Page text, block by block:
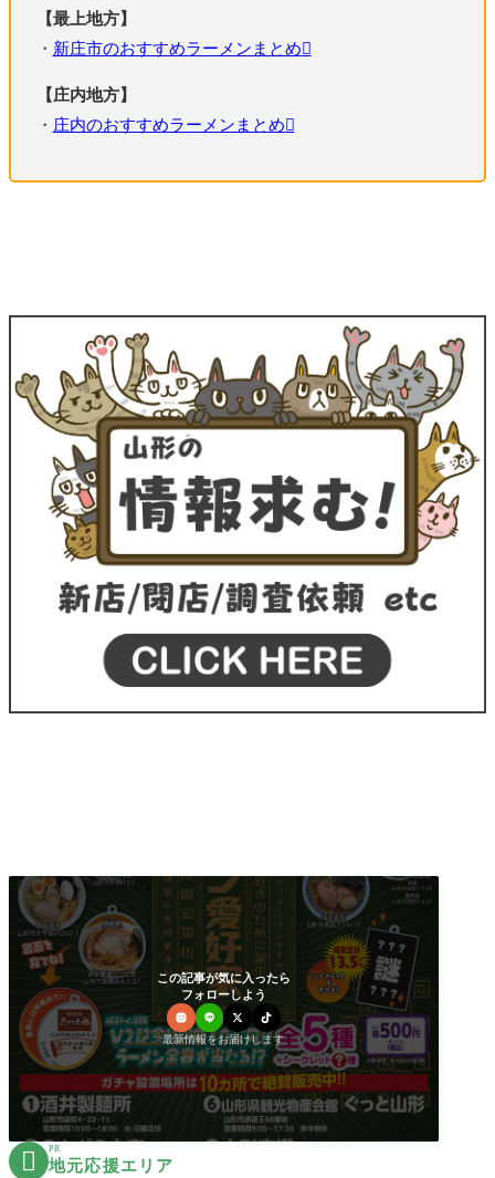
【最上地方】
・ 新庄市のおすすめラーメンまとめ
【庄内地方】
・ 庄内のおすすめラーメンまとめ
この記事が気に入ったら
フォローしよう
最新情報をお届けします
 PR
地元応援エリア